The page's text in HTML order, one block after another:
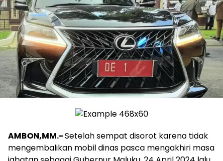
AMBON,MM.-Setelah sempat disorot karena tidak
mengembalikan mobil dinas pasca mengakhiri masa